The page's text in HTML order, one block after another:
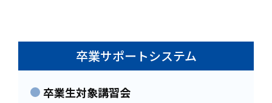
卒業サポートシステム
卒業生対象講習会